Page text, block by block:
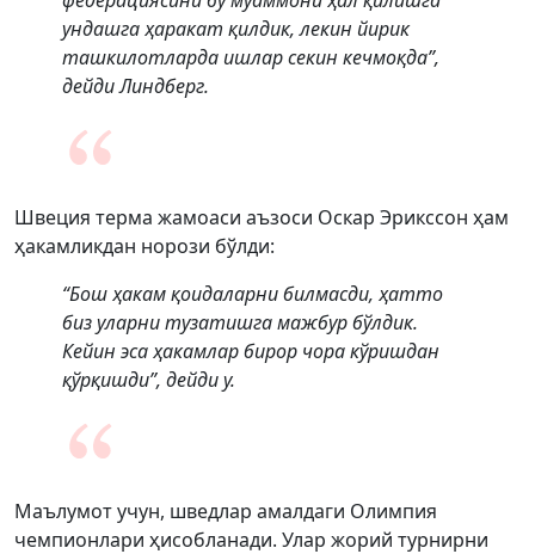
ундашга ҳаракат қилдик, лекин йирик
ташкилотларда ишлар секин кечмоқда”,
дейди Линдберг.
Швеция терма жамоаси аъзоси Оскар Эрикссон ҳам
ҳакамликдан норози бўлди:
“Бош ҳакам қоидаларни билмасди, ҳатто
биз уларни тузатишга мажбур бўлдик.
Кейин эса ҳакамлар бирор чора кўришдан
қўрқишди”, дейди у.
Маълумот учун, шведлар амалдаги Олимпия
чемпионлари ҳисобланади. Улар жорий турнирни